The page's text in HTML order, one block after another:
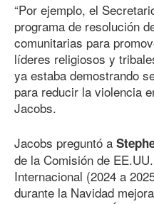
“Por ejemplo, el
programa de resolución
comunitarias para
líderes religiosos y
ya estaba demostrando
para reducir la violencia
Jacobs.
Jacobs preguntó a
de la Comisión de
Internacional (2024 a
durante la Navidad